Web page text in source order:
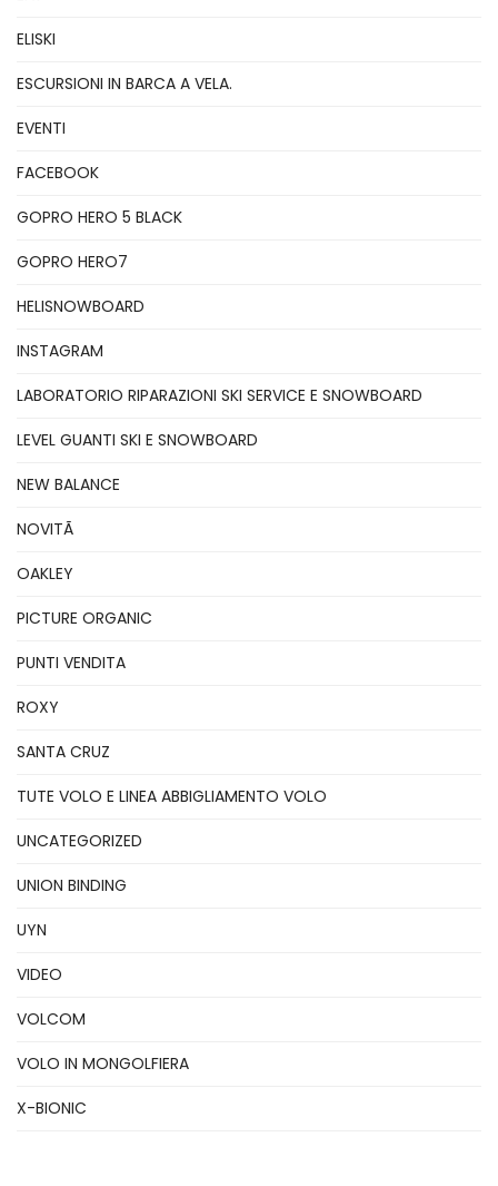
ELISKI
ESCURSIONI IN BARCA A VELA.
EVENTI
FACEBOOK
GOPRO HERO 5 BLACK
GOPRO HERO7
HELISNOWBOARD
INSTAGRAM
LABORATORIO RIPARAZIONI SKI SERVICE E SNOWBOARD
LEVEL GUANTI SKI E SNOWBOARD
NEW BALANCE
NOVITÃ
OAKLEY
PICTURE ORGANIC
PUNTI VENDITA
ROXY
SANTA CRUZ
TUTE VOLO E LINEA ABBIGLIAMENTO VOLO
UNCATEGORIZED
UNION BINDING
UYN
VIDEO
VOLCOM
VOLO IN MONGOLFIERA
X-BIONIC